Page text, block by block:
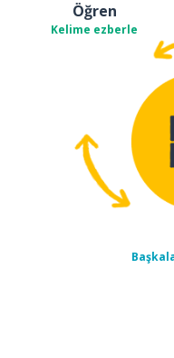
Öğren
Kelime ezberle